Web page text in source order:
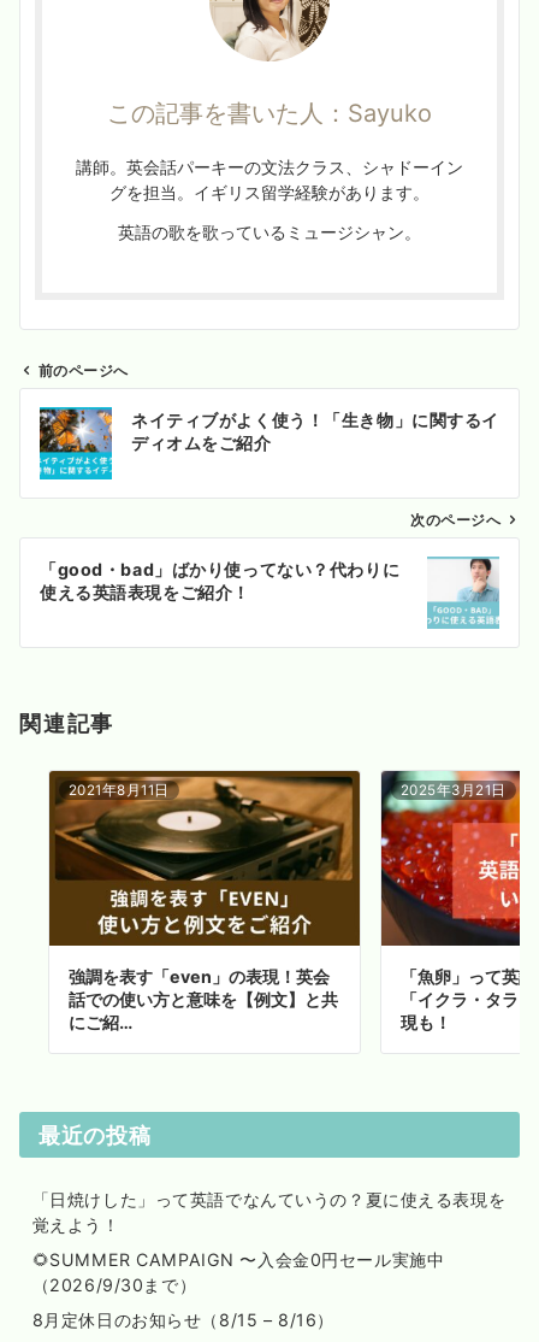
この記事を書いた人：Sayuko
講師。英会話パーキーの文法クラス、シャドーイン
グを担当。イギリス留学経験があります。
英語の歌を歌っているミュージシャン。
ン
前のページへ
ネイティブがよく使う！「生き物」に関するイ
ディオムをご紹介
次のページへ
「good・bad」ばかり使ってない？代わりに
使える英語表現をご紹介！
関連記事
2021年8月11日
強調を表す「even」の表現！英会
話での使い方と意味を【例文】と共
にご紹…
2025年3月21日
「魚卵」って英
「イクラ・タラ
現も！
最近の投稿
「日焼けした」って英語でなんていうの？夏に使える表現を
覚えよう！
🌻SUMMER CAMPAIGN 〜入会金0円セール実施中
（2026/9/30まで）
8月定休日のお知らせ（8/15 – 8/16）